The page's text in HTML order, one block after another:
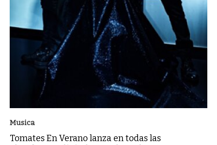
Tomates En Verano lanza en todas las
plataformas digitales En el Ruedo